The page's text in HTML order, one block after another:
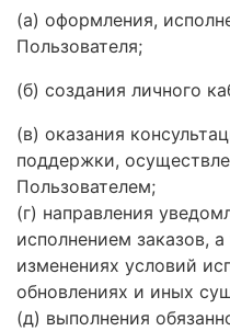
(а) оформления,
Пользователя;
(б) создания личного
(в) оказания
поддержки,
Пользователем;
(г) направления
исполнением заказов,
изменениях условий
обновлениях и иных
(д) выполнения